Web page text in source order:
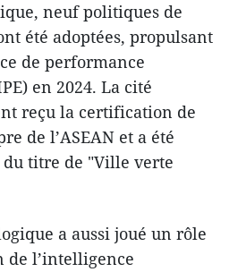
neuf politiques de
été adoptées, propulsant
de performance
en 2024. La cité
reçu la certification de
de l’ASEAN et a été
titre de "Ville verte
a aussi joué un rôle
de l’intelligence